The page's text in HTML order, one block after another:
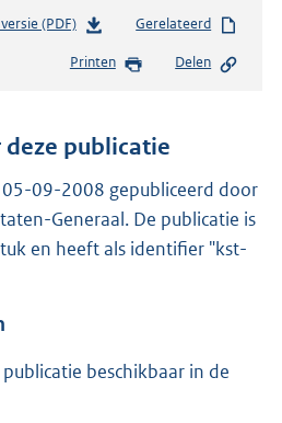
(PDF)b
s
n
s
r
o
:
Gerelateerd
Printen Delen
publicatie
05-09-2008 gepubliceerd door
Generaal. De publicatie is
en heeft als identifier "kst-
beschikbaar in de